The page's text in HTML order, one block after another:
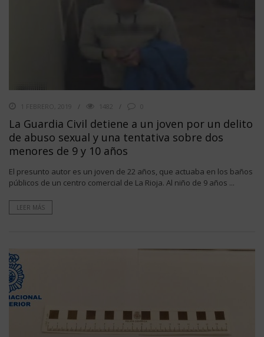
1 FEBRERO, 2019 1482
La Guardia Civil detiene a un joven por un delito
de abuso sexual y una tentativa sobre dos
menores de 9 y 10 años
El presunto autor es un joven de 22 años, que actuaba en los baños
públicos de un centro comercial de La Rioja. Al niño de 9 años ...
LEER MÁS